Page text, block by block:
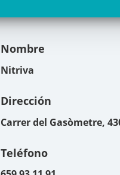
Nombre
Nitriva
Dirección
Carrer del Gasòmetre,
Teléfono